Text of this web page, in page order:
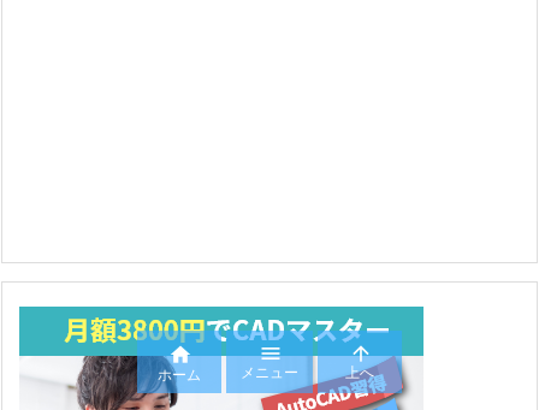

ホーム

メニュー

上へ